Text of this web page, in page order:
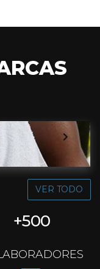
VER TODO
+500